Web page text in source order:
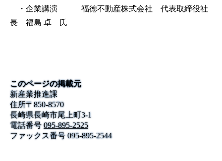
・企業講演 福徳不動産株式会社 代表取締役社
長 福島 卓 氏
このページの掲載元
新産業推進課
住所〒850-8570
長崎県長崎市尾上町3-1
電話番号 095-895-2525
ファックス番号095-895-2544